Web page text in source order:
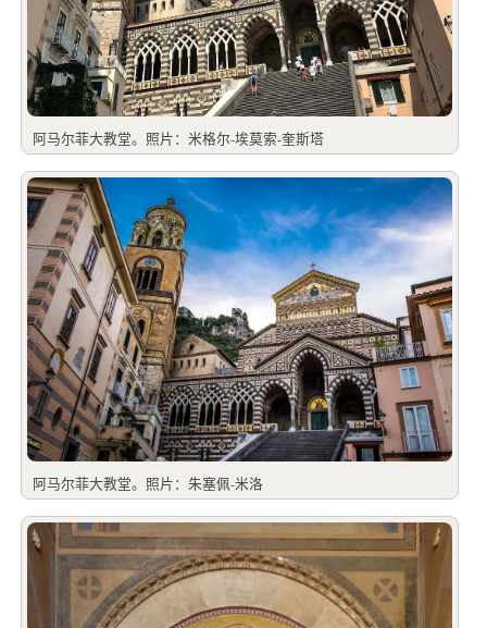
阿马尔菲大教堂。照片：米格尔-埃莫索-奎斯塔
阿马尔菲大教堂。照片：朱塞佩-米洛